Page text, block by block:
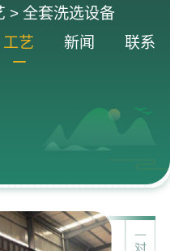
>全套洗选设备
工艺 新闻 联系